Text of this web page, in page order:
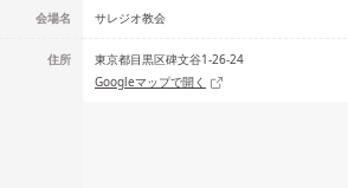
会場名 サレジオ教会
住所
東京都目黒区碑文谷1-26-24
Googleマップで開く